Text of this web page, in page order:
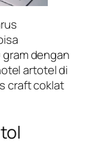
dengan
artotel di
craft coklat